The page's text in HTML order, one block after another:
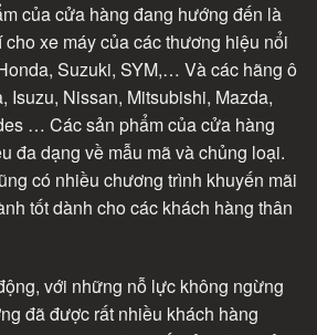
của cửa hàng đang hướng đến là
xe máy của các thương hiệu nổi
Suzuki, SYM,… Và các hãng ô
Isuzu, Nissan, Mitsubishi, Mazda,
… Các sản phẩm của cửa hàng
đa dạng về mẫu mã và chủng loại.
có nhiều chương trình khuyến mãi
tốt dành cho các khách hàng thân
với những nỗ lực không ngừng
đã được rất nhiều khách hàng